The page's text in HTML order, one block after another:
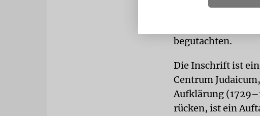
begutachten.
Die Inschrift ist
Centrum
Aufklärung
rücken, ist ein